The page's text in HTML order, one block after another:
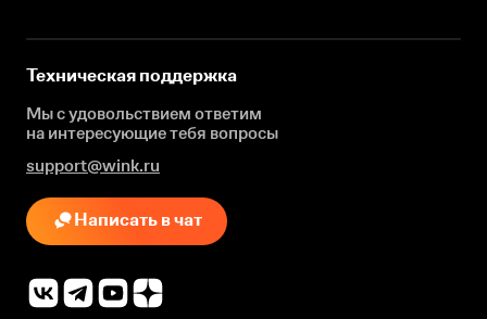
Техническая поддержка
Мы с удовольствием ответим
на интересующиетебя вопросы
support@wink.ru
Написать в чат